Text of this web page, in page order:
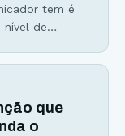
tem é
nível de
hoje com
nome original.
que
o